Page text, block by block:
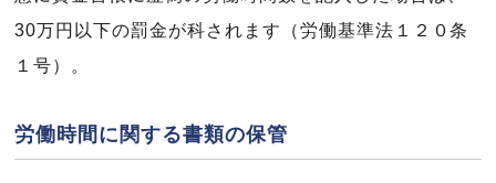
30万円以下の罰金が科されます（労働基準法１２０条
１号）。
労働時間に関する書類の保管